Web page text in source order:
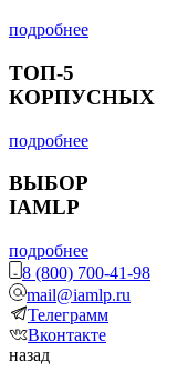
подробнее
ТОП-5
КОРПУСНЫХ
подробнее
ВЫБОР
IAMLP
подробнее
8 (800) 700-41-98
mail@iamlp.ru
Телеграмм
Вконтакте
назад